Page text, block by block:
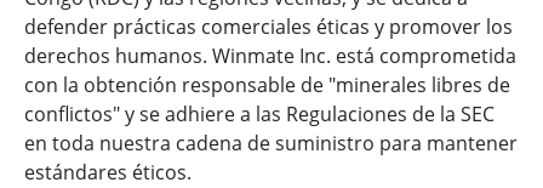
defender prácticas comerciales éticas y promover los
derechos humanos. Winmate Inc. está comprometida
con la obtención responsable de "minerales libres de
conflictos" y se adhiere a las Regulaciones de la SEC
en toda nuestra cadena de suministro para mantener
estándares éticos.